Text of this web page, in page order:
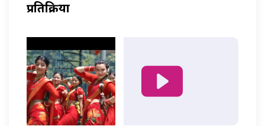
प्रतिक्रिया